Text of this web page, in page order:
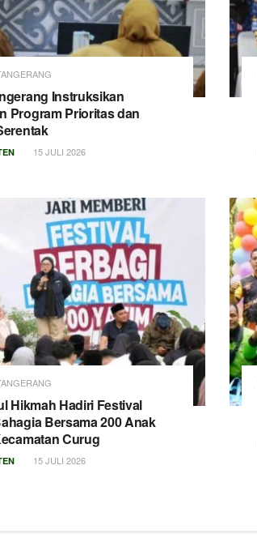
Instruksikan
Program Prioritas dan
15 JULI 2026
Hikmah Hadiri Festival
Bersama 200 Anak
Curug
15 JULI 2026